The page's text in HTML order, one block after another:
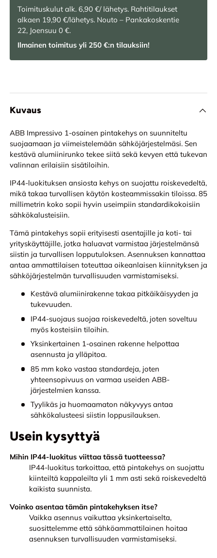
Toimituskulut alk. 6,90 €/ lähetys. Rahtitilaukset
alkaen 19,90 €/lähetys. Nouto – Pankakoskentie
22, Joensuu 0 €.
Ilmainen toimitus yli 250 €:n tilauksiin!
Kuvaus
ABB Impressivo 1-osainen pintakehys on suunniteltu
suojaamaan ja viimeistelemään sähköjärjestelmäsi. Sen
kestävä alumiinirunko tekee siitä sekä kevyen että tukevan
valinnan erilaisiin sisätiloihin.
IP44-luokituksen ansiosta kehys on suojattu roiskevedeltä,
mikä takaa turvallisen käytön kosteammissakin tiloissa. 85
millimetrin koko sopii hyvin useimpiin standardikokoisiin
sähkökalusteisiin.
Tämä pintakehys sopii erityisesti asentajille ja koti- tai
yrityskäyttäjille, jotka haluavat varmistaa järjestelmänsä
siistin ja turvallisen lopputuloksen. Asennuksen kannattaa
antaa ammattilaisen toteuttaa oikeanlaisen kiinnityksen ja
sähköjärjestelmän turvallisuuden varmistamiseksi.
Kestävä alumiinirakenne takaa pitkäikäisyyden ja
tukevuuden.
IP44-suojaus suojaa roiskevedeltä, joten soveltuu
myös kosteisiin tiloihin.
Yksinkertainen 1-osainen rakenne helpottaa
asennusta ja ylläpitoa.
85 mm koko vastaa standardeja, joten
yhteensopivuus on varmaa useiden ABB-
järjestelmien kanssa.
Tyylikäs ja huomaamaton näkyvyys antaa
sähkökalusteesi siistin loppusilauksen.
Usein kysyttyä
Mihin IP44-luokitus viittaa tässä tuotteessa?
IP44-luokitus tarkoittaa, että pintakehys on suojattu
kiinteiltä kappaleilta yli 1 mm asti sekä roiskevedeltä
kaikista suunnista.
Voinko asentaa tämän pintakehyksen itse?
Vaikka asennus vaikuttaa yksinkertaiselta,
suosittelemme että sähköammattilainen hoitaa
asennuksen turvallisuuden varmistamiseksi.